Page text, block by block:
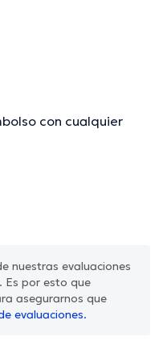
con cualquier
nuestras evaluaciones
Es por esto que
asegurarnos que
evaluaciones.